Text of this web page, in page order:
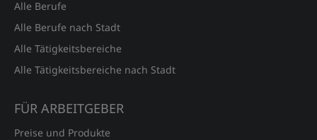
Alle Berufe
Alle Berufe nach Stadt
Alle Tätigkeitsbereiche
Alle Tätigkeitsbereiche nach Stadt
FÜR ARBEITGEBER
Preise und Produkte